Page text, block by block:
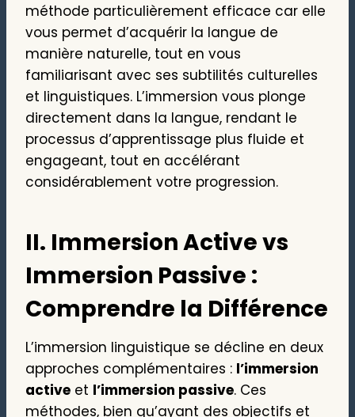
méthode particulièrement efficace car elle
vous permet d’acquérir la langue de
manière naturelle, tout en vous
familiarisant avec ses subtilités culturelles
et linguistiques. L’immersion vous plonge
directement dans la langue, rendant le
processus d’apprentissage plus fluide et
engageant, tout en accélérant
considérablement votre progression.
II. Immersion Active vs
Immersion Passive :
Comprendre la Différence
L’immersion linguistique se décline en deux
approches complémentaires : l’immersion
active et l’immersion passive. Ces
méthodes, bien qu’ayant des objectifs et